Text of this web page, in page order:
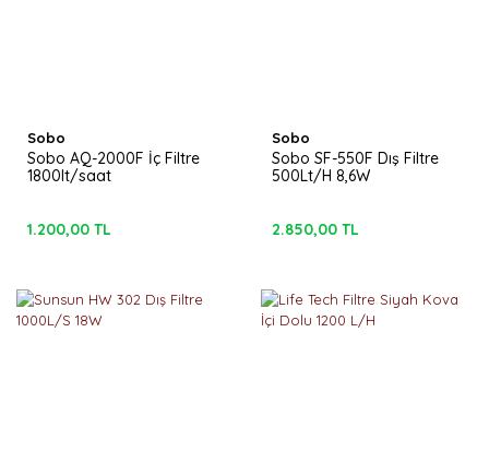
Sobo
Sobo AQ-2000F İç Filtre
1800lt/saat
1.200,00 TL
Sobo
Sobo SF-550F Dış Filtre
500Lt/H 8,6W
2.850,00 TL